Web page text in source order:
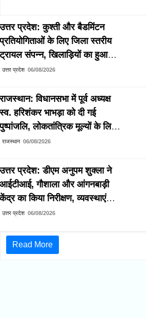
उत्तर प्रदेश: कुश्ती और बैडमिंटन
प्रतियोगिताओं के लिए जिला स्तरीय
ट्रायल संपन्न, खिलाड़ियों का हुआ
चयन
उत्तर प्रदेश 06/08/2026
राजस्थान: विधानसभा में पूर्व अध्यक्ष
स्व. हरिशंकर भाभड़ा को दी गई
पुष्पांजलि, लोकतांत्रिक मूल्यों के लिए
योगदान को किया याद
राजस्थान 06/08/2026
उत्तर प्रदेश: डीएम अनुपम शुक्ला ने
आईटीआई, गौशाला और आंगनबाड़ी
केंद्र का किया निरीक्षण, व्यवस्थाएं
दुरुस्त करने के दिए निर्देश
उत्तर प्रदेश 06/08/2026
Read More